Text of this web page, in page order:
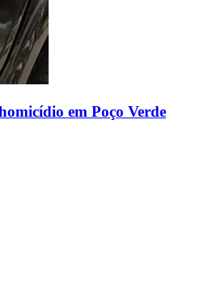
em Poço Verde